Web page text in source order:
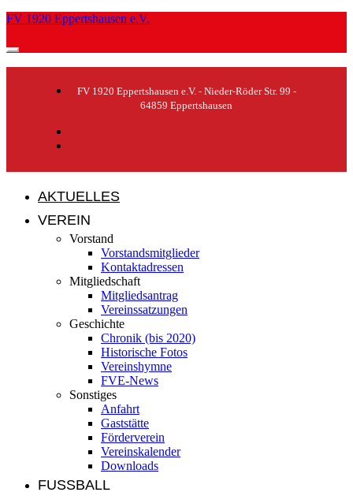
FV 1920 Eppertshausen e.V.
FV 1920 Eppertshausen e.V. - Nieder-Röder Str. 99 -
64859 Eppertshausen
AKTUELLES
VEREIN
Vorstand
Vorstandsmitglieder
Kontaktadressen
Mitgliedschaft
Mitgliedsantrag
Vereinssatzungen
Geschichte
Chronik (bis 2020)
Historische Fotos
Vereinshymne
FVE-News
Sonstiges
Anfahrt
Gaststätte
Förderverein
Vereinskalender
Downloads
FUSSBALL